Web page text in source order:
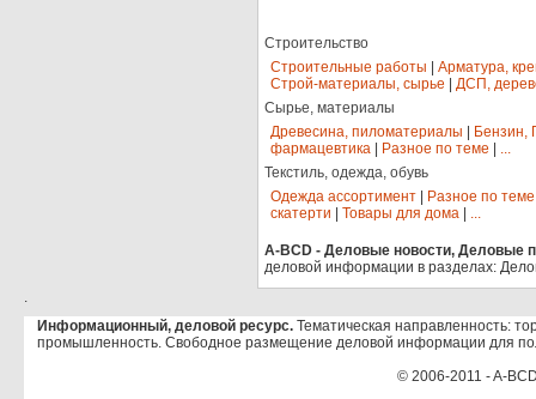
Строительство
Строительные работы
Арматура,
Строй-материалы, сырье
ДСП,
Сырье, материалы
Древесина, пиломатериалы
Бензин,
фармацевтика
Разное по теме
...
Текстиль, одежда, обувь
Одежда ассортимент
Разное по теме
скатерти
Товары для дома ...
A-BCD - Деловые новости, Деловые
деловой информации в разделах:
.
Информационный, деловой ресурс. Тематическая направленность:
промышленность. Свободное размещение деловой информации для
© 2006-2011 - A-